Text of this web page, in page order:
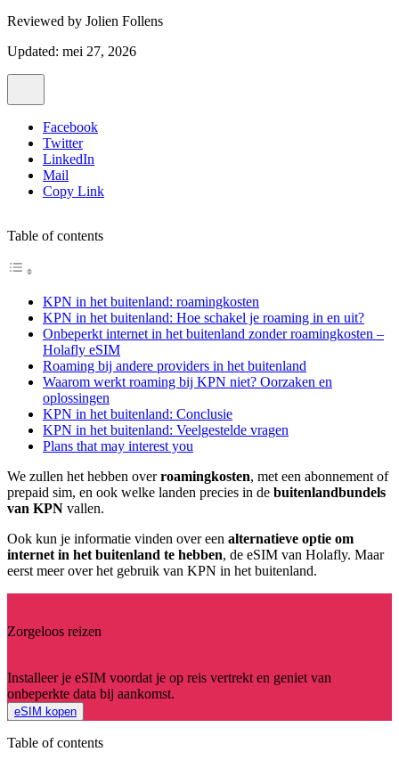
Reviewed by Jolien Follens
Updated: mei 27, 2026
Facebook
Twitter
LinkedIn
Mail
Copy Link
Table of contents
KPN in het buitenland: roamingkosten
KPN in het buitenland: Hoe schakel je roaming in en uit?
Onbeperkt internet in het buitenland zonder roamingkosten –
Holafly eSIM
Roaming bij andere providers in het buitenland
Waarom werkt roaming bij KPN niet? Oorzaken en
oplossingen
KPN in het buitenland: Conclusie
KPN in het buitenland: Veelgestelde vragen
Plans that may interest you
We zullen het hebben overroamingkosten, met een abonnement of
prepaid sim, en ook welke landen precies in de buitenlandbundels
van KPN vallen.
Ook kun je informatie vinden over een alternatieve optie om
internet in het buitenland te hebben, de eSIM van Holafly. Maar
eerst meer over het gebruik van KPN in het buitenland.
Zorgeloos reizen
Installeer je eSIM voordat je op reis vertrekt en geniet van
onbeperkte data bij aankomst.
eSIM kopen
Table of contents